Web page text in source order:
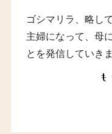
ゴシマリラ、略し
主婦になって、母
とを発信していきま